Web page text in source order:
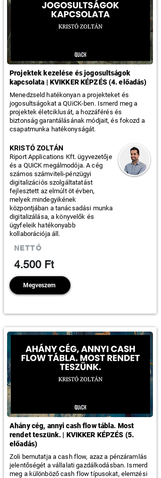
Projektek kezelése és jogosultságok
kapcsolata | KVIKKER KÉPZÉS (4. előadás)
Menedzseld hatékonyan a projekteket és
jogosultságokat a QUiCK-ben. Ismerd meg a
projektek életciklusát, a hozzáférés és
biztonság garantálásának módjait, és fokozd a
csapatmunka hatékonyságát.
KRISTÓ ZOLTÁN
Riport Applications Kft. ügyvezetője
és a QUiCK megálmodója. A cég
számos számviteli-pénzügyi
digitalizációs szolgáltatatást
fejlesztett az elmúlt öt évben,
melyek mindegyikének
központjában a tanácsadási munka
digitalizálása, a könyvelők és
ügyfeleik hatékonyabb
kollaborációja áll.
NETTÓ
4.500 Ft
Megveszem
Ahány cég, annyi cash flow tábla. Most
rendet teszünk. | KVIKKER KÉPZÉS (5.
előadás)
Zoli bemutatja a cash flow, azaz a pénzáramlás
jelentőségét a vállalati gazdálkodásban. Ismerd
meg a különböző cash flow típusokat, elemzési